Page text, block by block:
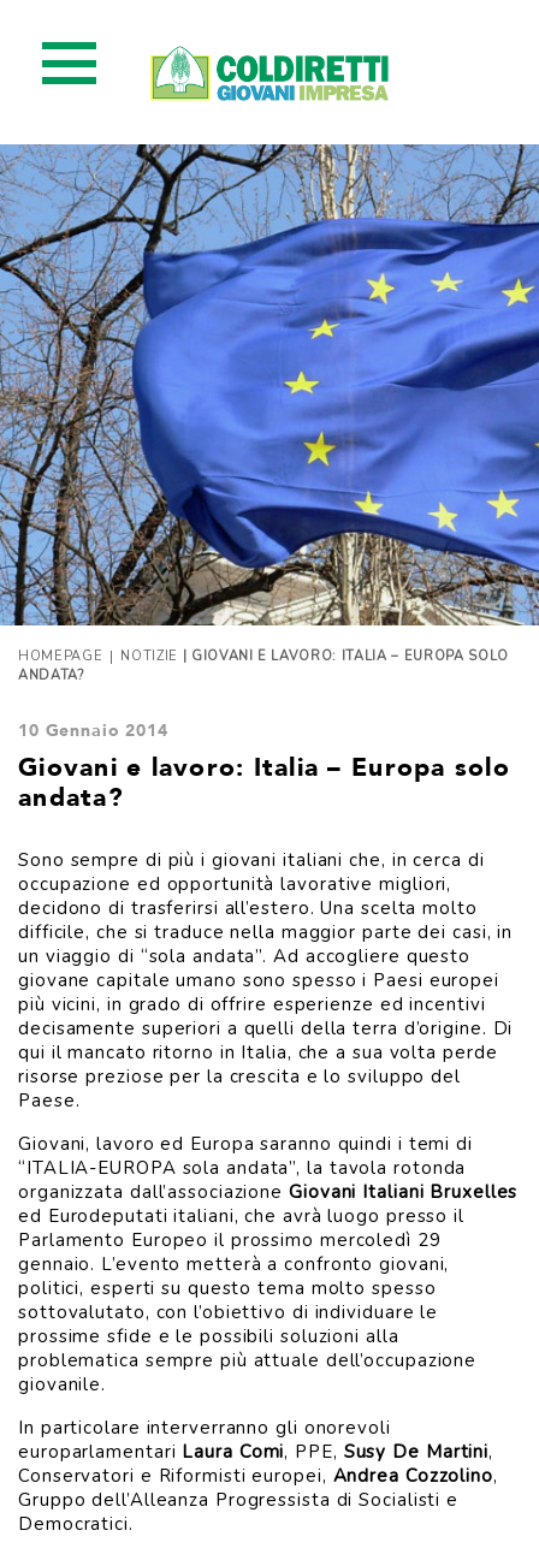
HOMEPAGE | NOTIZIE
| GIOVANI E LAVORO: ITALIA – EUROPA SOLO
ANDATA?
10 Gennaio 2014
Giovani e lavoro: Italia – Europa solo
andata?
Sono sempre di più i giovani italiani che, in cerca di
occupazione ed opportunità lavorative migliori,
decidono di trasferirsi all’estero. Una scelta molto
difficile, che si traduce nella maggior parte dei casi, in
un viaggio di “sola andata”. Ad accogliere questo
giovane capitale umano sono spesso i Paesi europei
più vicini, in grado di offrire esperienze ed incentivi
decisamente superiori a quelli della terra d’origine. Di
qui il mancato ritorno in Italia, che a sua volta perde
risorse preziose per la crescita e lo sviluppo del
Paese.
Giovani, lavoro ed Europa saranno quindi i temi di
“ITALIA-EUROPA sola andata”, la tavola rotonda
organizzata dall’associazione Giovani Italiani Bruxelles
ed Eurodeputati italiani, che avrà luogo presso il
Parlamento Europeo il prossimo mercoledì 29
gennaio. L’evento metterà a confronto giovani,
politici, esperti su questo tema molto spesso
sottovalutato, con l’obiettivo di individuare le
prossime sfide e le possibili soluzioni alla
problematica sempre più attuale dell’occupazione
giovanile.
In particolare interverranno gli onorevoli
europarlamentari Laura Comi, PPE, Susy De Martini,
Conservatori e Riformisti europei, Andrea Cozzolino,
Gruppo dell’Alleanza Progressista di Socialisti e
Democratici.